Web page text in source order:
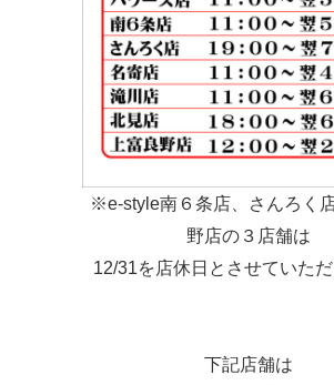
※e-style南６条店、さんろく
野店の３店舗は
12/31を店休日とさせていただ
下記店舗は